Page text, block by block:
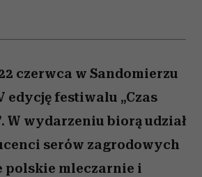
czerwca w Sandomierzu
edycję festiwalu „Czas
W wydarzeniu biorą udział
serów zagrodowych
polskie mleczarnie i